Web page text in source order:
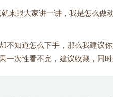
来跟大家讲一讲，我是怎么做
不知道怎么下手，那么我建议
一次性看不完，建议收藏，同